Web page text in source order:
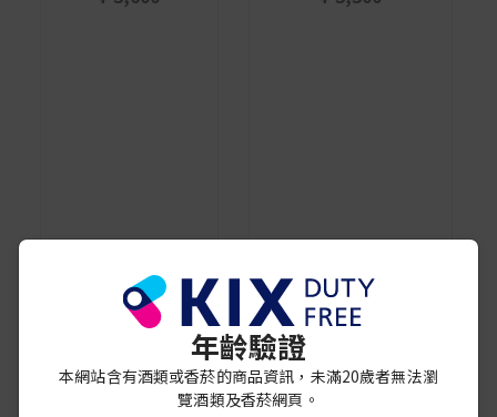
白鹤
Hakutsuru "HONO" Yuzu &
年齡驗證
本網站含有酒類或香菸的商品資訊，未滿20歲者無法瀏
覽酒類及香菸網頁。